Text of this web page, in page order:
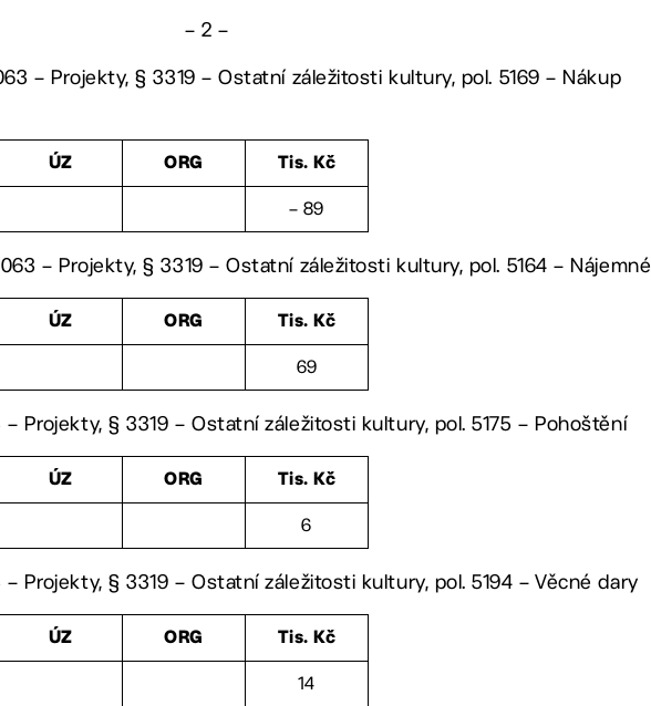
– 2 –
– Projekty, § 3319 – Ostatní záležitosti kultury, pol. 5169 – Nákup
ÚZ ORG Tis. Kč
– 89
– Projekty, § 3319 – Ostatní záležitosti kultury, pol. 5164 – Nájemné
ÚZ ORG Tis. Kč
69
Projekty, § 3319 – Ostatní záležitosti kultury, pol. 5175 – Pohoštění
ÚZ ORG Tis. Kč
6
Projekty, § 3319 – Ostatní záležitosti kultury, pol. 5194 – Věcné dary
ÚZ ORG Tis. Kč
14